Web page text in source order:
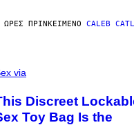
ΏΡΕΣ ΠΡΙΝΚΕΊΜΕΝΟ CALEB
via
Discreet
Toy Bag Is the